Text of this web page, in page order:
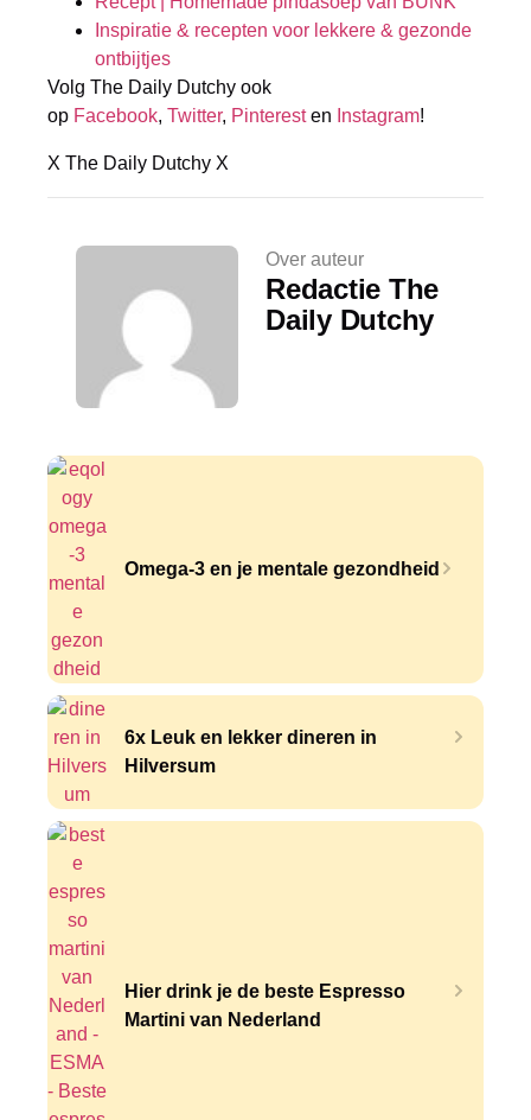
Inspiratie & recepten voor lekkere & gezonde
ontbijtjes
Volg The Daily Dutchy ook
op Facebook, Twitter, Pinteresten Instagram!
X The Daily Dutchy X
Over auteur
Redactie The
Daily Dutchy
Omega-3 en je mentale gezondheid
6x Leuk en lekker dineren in
Hilversum
Hier drink je de beste Espresso
Martini van Nederland